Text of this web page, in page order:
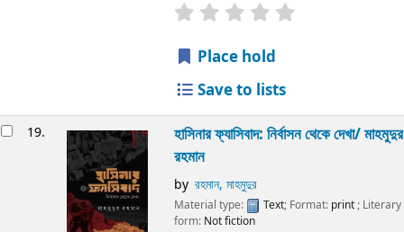
Place hold
Save to lists
19. হাসিনার ফ্যাসিবাদ: নির্বাসন থেকে দেখা/মাহমুদুর
রহমান
by রহমান, মাহমুদুর
Material type: Text; Format: print; Literary
form: Not fiction